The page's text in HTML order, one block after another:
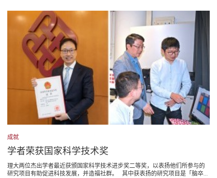
成就
学者荣获国家科学技术奖
理大两位杰出学者最近获颁国家科学技术进步奖二等奖，以表扬他们所参与的
研究项目有助促进科技发展，并造福社群。 其中获表扬的研究项目是「脑卒...